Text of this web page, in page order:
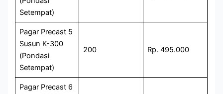
Setempat)
Pagar Precast 5
Susun K-300
(Pondasi
Setempat)
200 Rp. 495.000
Pagar Precast 6